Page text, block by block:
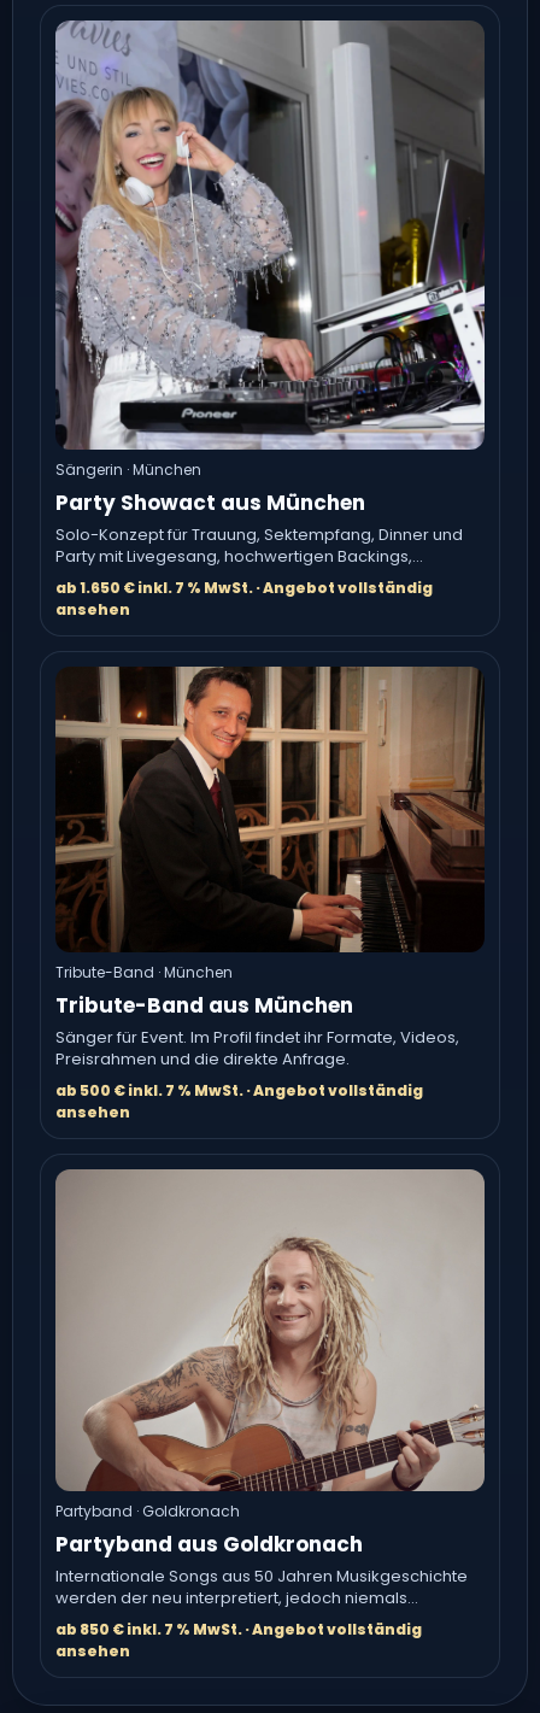
Sängerin · München
Party Showact aus München
Solo-Konzept für Trauung, Sektempfang, Dinner und
Party mit Livegesang, hochwertigen Backings,
dezenter Moderation und bei.
ab 1.650 € inkl. 7 % MwSt. · Angebot vollständig
ansehen
Tribute-Band · München
Tribute-Band aus München
Sänger für Event. Im Profil findet ihr Formate, Videos,
Preisrahmen und die direkte Anfrage.
ab 500 € inkl. 7 % MwSt. · Angebot vollständig
ansehen
Partyband · Goldkronach
Partyband aus Goldkronach
Internationale Songs aus 50 Jahren Musikgeschichte
werden der neu interpretiert, jedoch niemals
verfälscht oder entstellt.
ab 850 € inkl. 7 % MwSt. · Angebot vollständig
ansehen